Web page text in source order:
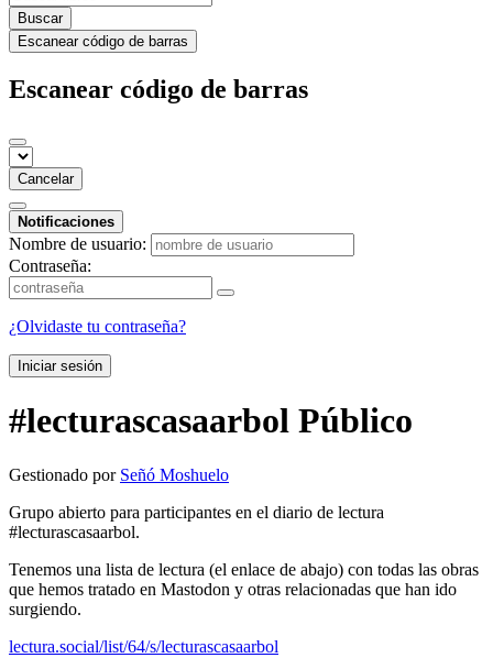
Buscar
Escanear código de barras
Escanear código de barras
Cancelar
Notificaciones
Nombre de usuario:
Contraseña:
¿Olvidaste tu contraseña?
Iniciar sesión
#lecturascasaarbol Público
Gestionado por Señó Moshuelo
Grupo abierto para participantes en el diario de lectura
#lecturascasaarbol.
Tenemos una lista de lectura (el enlace de abajo) con todas las obras
que hemos tratado en Mastodon y otras relacionadas que han ido
surgiendo.
lectura.social/list/64/s/lecturascasaarbol